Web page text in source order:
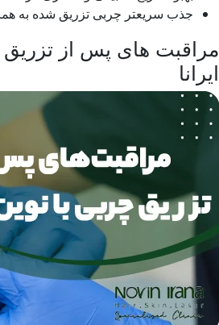
جذب سریعتر چربی تزریق شده به
مراقبت های پس از تزریق
ایرانا